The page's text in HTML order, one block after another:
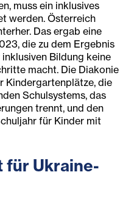
muss ein inklusives
werden. Österreich
Das ergab eine
die zu dem Ergebnis
Bildung keine
macht. Die Diakonie
Kindergartenplätze, die
Schulsystems, das
trennt, und den
für Kinder mit
für Ukraine-